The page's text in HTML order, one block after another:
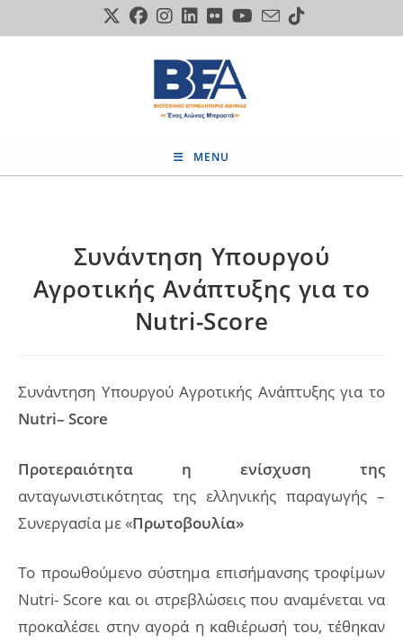
to
MENU
Συνάντηση Υπουργού
Αγροτικής Ανάπτυξης για το
Nutri-Score
Συνάντηση Υπουργού Αγροτικής Ανάπτυξης για το
Nutri– Score
Προτεραιότητα η ενίσχυση της
ανταγωνιστικότητας της ελληνικής παραγωγής –
Συνεργασία με «Πρωτοβουλία»
Το προωθούμενο σύστημα επισήμανσης τροφίμων
Nutri- Score και οι στρεβλώσεις που αναμένεται να
προκαλέσει στην αγορά η καθιέρωσή του, τέθηκαν